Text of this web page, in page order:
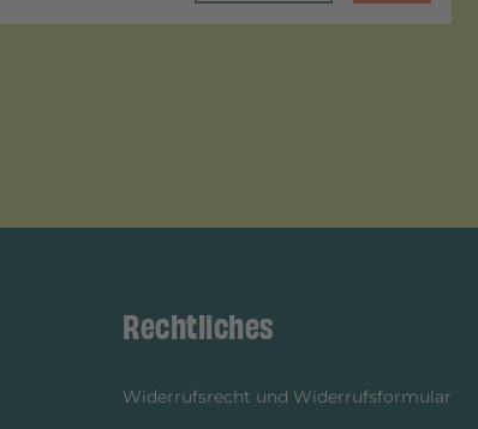
Rechtliches
Widerrufsrecht und Widerrufsformular